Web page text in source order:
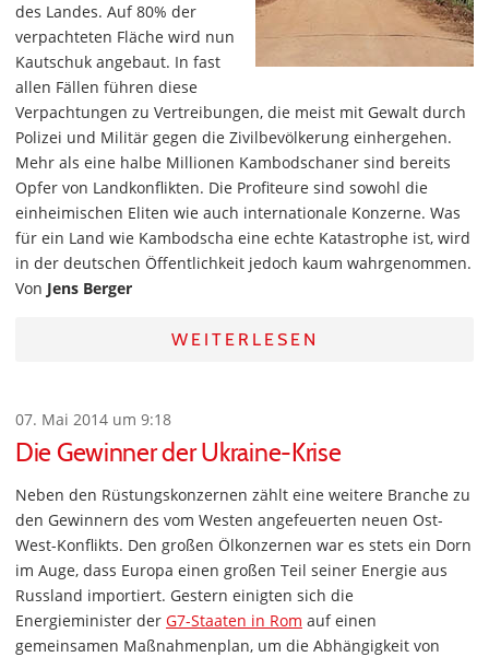
des Landes. Auf 80% der
verpachteten Fläche wird nun
Kautschuk angebaut. In fast
allen Fällen führen diese
Verpachtungen zu Vertreibungen, die meist mit Gewalt durch
Polizei und Militär gegen die Zivilbevölkerung einhergehen.
Mehr als eine halbe Millionen Kambodschaner sind bereits
Opfer von Landkonflikten. Die Profiteure sind sowohl die
einheimischen Eliten wie auch internationale Konzerne. Was
für ein Land wie Kambodscha eine echte Katastrophe ist, wird
in der deutschen Öffentlichkeit jedoch kaum wahrgenommen.
Von Jens Berger
WEITERLESEN
07. Mai 2014 um 9:18
Die Gewinner der Ukraine-Krise
Neben den Rüstungskonzernen zählt eine weitere Branche zu
den Gewinnern des vom Westen angefeuerten neuen Ost-
West-Konflikts. Den großen Ölkonzernen war es stets ein Dorn
im Auge, dass Europa einen großen Teil seiner Energie aus
Russland importiert. Gestern einigten sich die
Energieminister der G7-Staaten in Rom auf einen
gemeinsamen Maßnahmenplan, um die Abhängigkeit von